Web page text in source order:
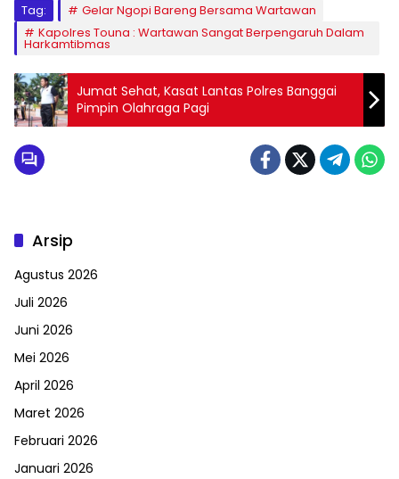
Tag:
Gelar Ngopi Bareng Bersama Wartawan
Kapolres Touna : Wartawan Sangat Berpengaruh Dalam
Harkamtibmas
Jumat Sehat, Kasat Lantas Polres Banggai
Pimpin Olahraga Pagi
Arsip
Agustus 2026
Juli 2026
Juni 2026
Mei 2026
April 2026
Maret 2026
Februari 2026
Januari 2026